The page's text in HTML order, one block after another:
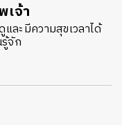
เจ้า
ละมีความสุขเวลาได้
จัก